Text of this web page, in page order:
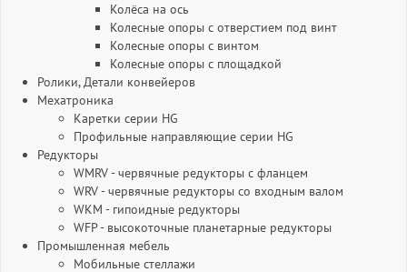
Колёса на ось
Колесные опоры с отверстием под винт
Колесные опоры с винтом
Колесные опоры с площадкой
Ролики, Детали конвейеров
Мехатроника
Каретки серии HG
Профильные направляющие серии HG
Редукторы
WMRV - червячные редукторы с фланцем
WRV - червячные редукторы со входным валом
WKM - гипоидные редукторы
WFP - высокоточные планетарные редукторы
Промышленная мебель
Мобильные стеллажи